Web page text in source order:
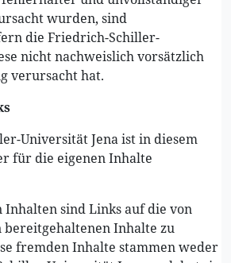
wurden, sind
die Friedrich-Schiller-
nicht nachweislich vorsätzlich
verursacht hat.
Universität Jena ist in diesem
für die eigenen Inhalte
Inhalten sind Links auf die von
Inhalte zu
fremden Inhalte stammen weder